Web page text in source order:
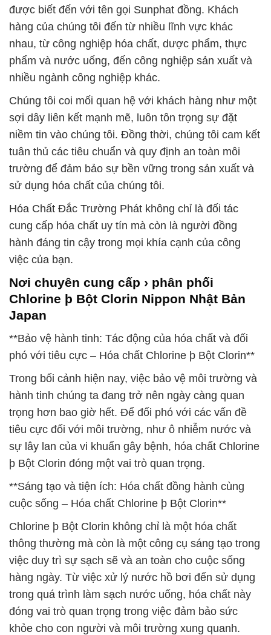
được biết đến với tên gọi Sunphat đồng. Khách
hàng của chúng tôi đến từ nhiều lĩnh vực khác
nhau, từ công nghiệp hóa chất, dược phẩm, thực
phẩm và nước uống, đến công nghiệp sản xuất và
nhiều ngành công nghiệp khác.
Chúng tôi coi mối quan hệ với khách hàng như một
sợi dây liên kết mạnh mẽ, luôn tôn trọng sự đặt
niềm tin vào chúng tôi. Đồng thời, chúng tôi cam kết
tuân thủ các tiêu chuẩn và quy định an toàn môi
trường để đảm bảo sự bền vững trong sản xuất và
sử dụng hóa chất của chúng tôi.
Hóa Chất Đắc Trường Phát không chỉ là đối tác
cung cấp hóa chất uy tín mà còn là người đồng
hành đáng tin cậy trong mọi khía cạnh của công
việc của bạn.
Nơi chuyên cung cấp › phân phối
Chlorine þ Bột Clorin Nippon Nhật Bản
Japan
**Bảo vệ hành tinh: Tác động của hóa chất và đối
phó với tiêu cực – Hóa chất Chlorine þ Bột Clorin**
Trong bối cảnh hiện nay, việc bảo vệ môi trường và
hành tinh chúng ta đang trở nên ngày càng quan
trọng hơn bao giờ hết. Để đối phó với các vấn đề
tiêu cực đối với môi trường, như ô nhiễm nước và
sự lây lan của vi khuẩn gây bệnh, hóa chất Chlorine
þ Bột Clorin đóng một vai trò quan trọng.
**Sáng tạo và tiện ích: Hóa chất đồng hành cùng
cuộc sống – Hóa chất Chlorine þ Bột Clorin**
Chlorine þ Bột Clorin không chỉ là một hóa chất
thông thường mà còn là một công cụ sáng tạo trong
việc duy trì sự sạch sẽ và an toàn cho cuộc sống
hàng ngày. Từ việc xử lý nước hồ bơi đến sử dụng
trong quá trình làm sạch nước uống, hóa chất này
đóng vai trò quan trọng trong việc đảm bảo sức
khỏe cho con người và môi trường xung quanh.